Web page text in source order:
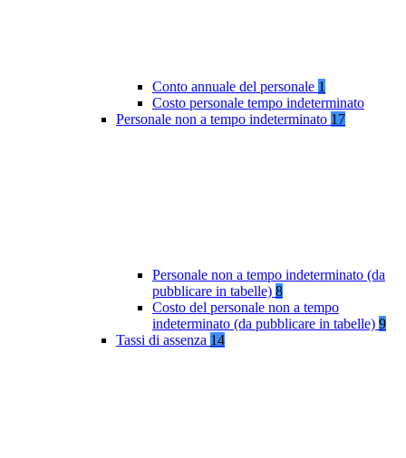
Conto annuale del personale 1
Costo personale tempo indeterminato
Personale non a tempo indeterminato 17
Personale non a tempo indeterminato (da
pubblicare in tabelle) 8
Costo del personale non a tempo
indeterminato (da pubblicare in tabelle) 9
Tassi di assenza 14